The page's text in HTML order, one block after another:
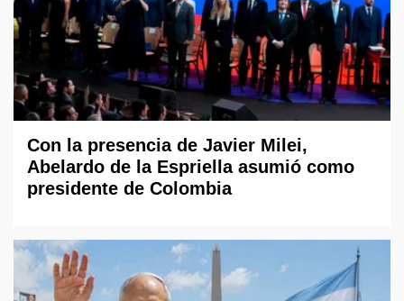
Con la presencia de Javier Milei,
Abelardo de la Espriella asumió como
presidente de Colombia